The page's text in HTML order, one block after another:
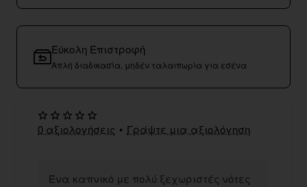
Εύκολη Επιστροφή
Απλή διαδικασία, μηδέν ταλαιπωρία για εσένα
Ένα καπνικό με πολύ ξεχωριστές νότες
0 αξιολογήσεις • Γράψτε μια αξιολόγηση